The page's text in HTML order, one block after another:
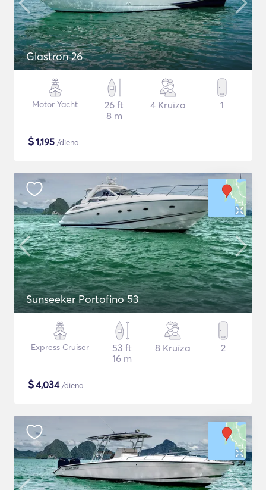
Glastron 26
Motor Yacht
26 ft
8 m
4 Kruīza 1
$1,195 /diena
Sunseeker Portofino 53
Express Cruiser
53 ft
16 m
8 Kruīza 2
$4,034/diena